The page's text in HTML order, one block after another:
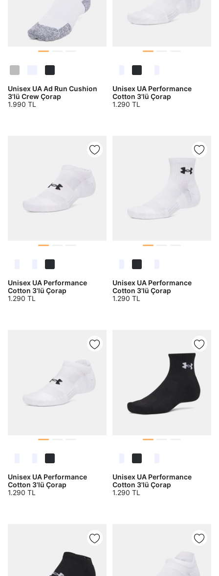
Unisex UA Ad Run Cushion
3'lü Crew Çorap
1.990 TL
Unisex UA Performance
Cotton 3'lü Çorap
1.290 TL
Unisex UA Performance
Cotton 3'lü Çorap
1.290 TL
Unisex UA Performance
Cotton 3'lü Çorap
1.290 TL
Unisex UA Performance
Cotton 3'lü Çorap
1.290 TL
Unisex UA Performance
Cotton 3'lü Çorap
1.290 TL